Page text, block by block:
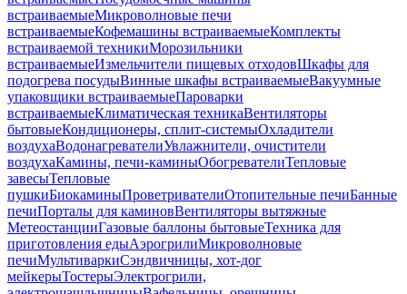
встраиваемыеМикроволновые печи
встраиваемыеКофемашины встраиваемыеКомплекты
встраиваемой техникиМорозильники
встраиваемыеИзмельчители пищевых отходовШкафы для
подогрева посудыВинные шкафы встраиваемыеВакуумные
упаковщики встраиваемыеПароварки
встраиваемыеКлиматическая техникаВентиляторы
бытовыеКондиционеры, сплит-системыОхладители
воздухаВодонагревателиУвлажнители, очистители
воздухаКамины, печи-каминыОбогревателиТепловые
завесыТепловые
пушкиБиокаминыПроветривателиОтопительные печиБанные
печиПорталы для каминовВентиляторы вытяжные
МетеостанцииГазовые баллоны бытовыеТехника для
приготовления едыАэрогрилиМикроволновые
печиМультиваркиСэндвичницы, хот-дог
мейкерыТостерыЭлектрогрили,